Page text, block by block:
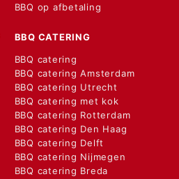
BBQ op afbetaling
BBQ CATERING
BBQ catering
BBQ catering Amsterdam
BBQ catering Utrecht
BBQ catering met kok
BBQ catering Rotterdam
BBQ catering Den Haag
BBQ catering Delft
BBQ catering Nijmegen
BBQ catering Breda